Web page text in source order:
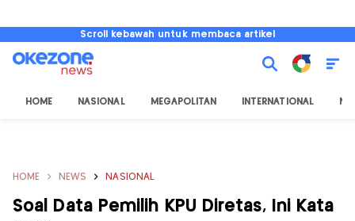
Scroll kebawah untuk membaca artikel
HOME NASIONAL MEGAPOLITAN INTERNATIONAL
HOME NEWS NASIONAL
Soal Data Pemilih KPU Diretas, Ini Kata